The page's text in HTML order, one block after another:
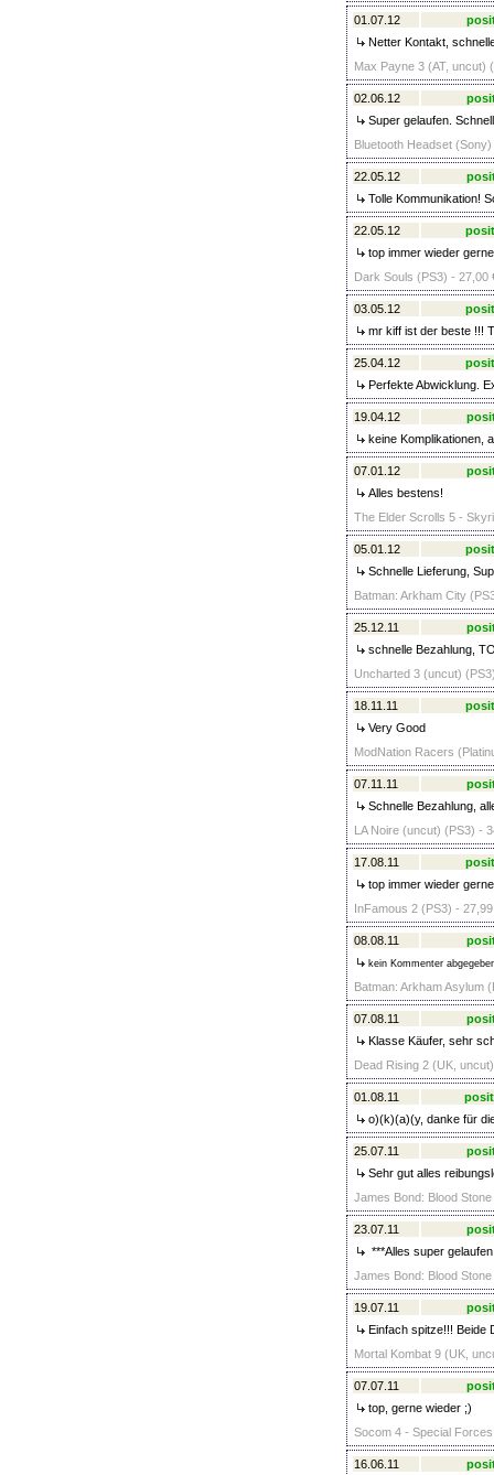
01.07.12
Netter Kontakt,
Max Payne 3 (AT, uncut)
02.06.12
Super gelaufen.
Bluetooth Headset
22.05.12
Tolle Kommunikation!
22.05.12
top immer wieder
Dark Souls (PS3) - 27,00
03.05.12
mr kiff ist der beste !!!
25.04.12
Perfekte Abwicklung.
19.04.12
keine Komplikationen,
07.01.12
Alles bestens!
The Elder Scrolls 5 -
05.01.12
Schnelle Lieferung,
Batman: Arkham City
25.12.11
schnelle Bezahlung,
Uncharted 3 (uncut)
18.11.11
Very Good
ModNation Racers
07.11.11
Schnelle Bezahlung,
LA Noire (uncut) (PS3) -
17.08.11
top immer wieder gerne
InFamous 2 (PS3) -
08.08.11
kein Kommenter
Batman: Arkham Asylum
07.08.11
Klasse Käufer, sehr
Dead Rising 2 (UK,
01.08.11
o)(k)(a)(y, danke für
25.07.11
Sehr gut alles
James Bond: Blood
23.07.11
***Alles super
James Bond: Blood
19.07.11
Einfach spitze!!! Beide
Mortal Kombat 9 (UK,
07.07.11
top, gerne wieder ;)
Socom 4 - Special
16.06.11